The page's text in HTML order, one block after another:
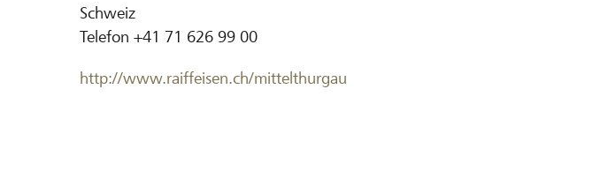
Schweiz
Telefon +41 71 626 99 00
http://www.raiffeisen.ch/mittelthurgau